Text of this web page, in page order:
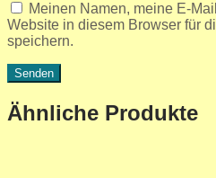
Meinen Namen, meine E-
Website in diesem Browser für
speichern.
Ähnliche Produkte